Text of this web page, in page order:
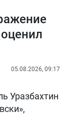
05.08.2026, 09:17
Уразбахтин